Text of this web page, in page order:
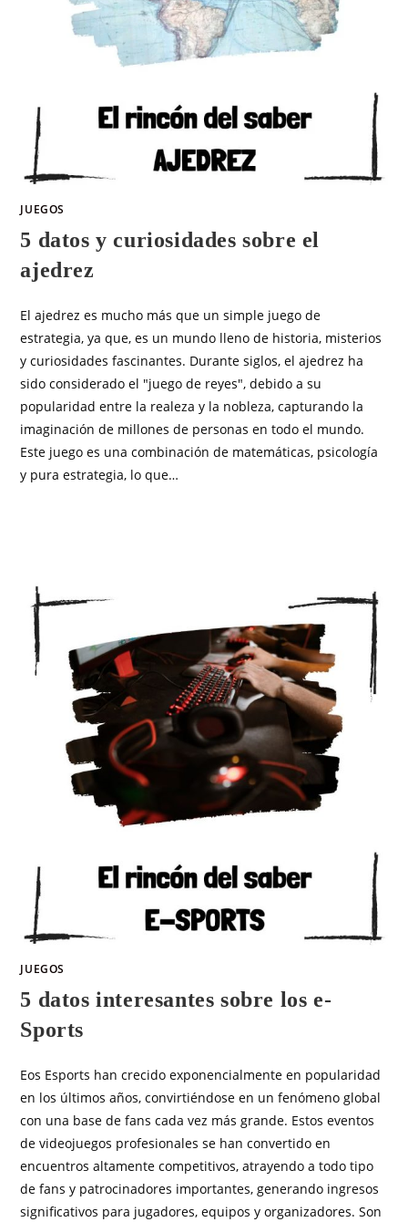
JUEGOS
5 datos y curiosidades sobre el
ajedrez
El ajedrez es mucho más que un simple juego de
estrategia, ya que, es un mundo lleno de historia, misterios
y curiosidades fascinantes. Durante siglos, el ajedrez ha
sido considerado el "juego de reyes", debido a su
popularidad entre la realeza y la nobleza, capturando la
imaginación de millones de personas en todo el mundo.
Este juego es una combinación de matemáticas, psicología
y pura estrategia, lo que…
JUEGOS
5 datos interesantes sobre los e-
Sports
Eos Esports han crecido exponencialmente en popularidad
en los últimos años, convirtiéndose en un fenómeno global
con una base de fans cada vez más grande. Estos eventos
de videojuegos profesionales se han convertido en
encuentros altamente competitivos, atrayendo a todo tipo
de fans y patrocinadores importantes, generando ingresos
significativos para jugadores, equipos y organizadores. Son